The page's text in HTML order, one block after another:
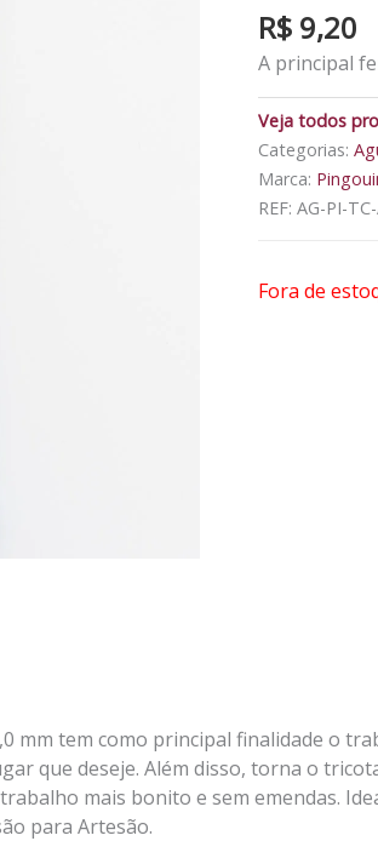
R$ 9,20
A principal
Veja todos
Categorias:
Marca:
REF: AG-PI-
Fora de
mm tem como principal finalidade o
que deseje. Além disso, torna o
mais bonito e sem emendas.
para Artesão.